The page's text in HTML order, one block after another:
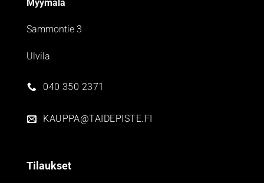
Myymälä
Sammontie 3
Ulvila
040 350 2371
KAUPPA@TAIDEPISTE.FI
Tilaukset